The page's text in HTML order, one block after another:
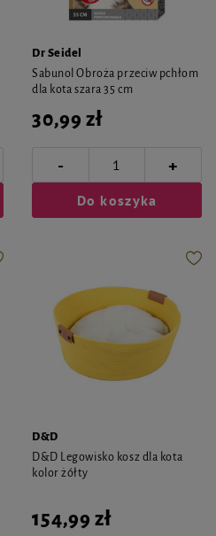
Dr Seidel
Sabunol Obroża przeciw pchłom
dla kota szara 35 cm
30,99 zł
- +
Do koszyka
D&D
D&D Legowisko kosz dla kota
kolor żółty
154,99 zł